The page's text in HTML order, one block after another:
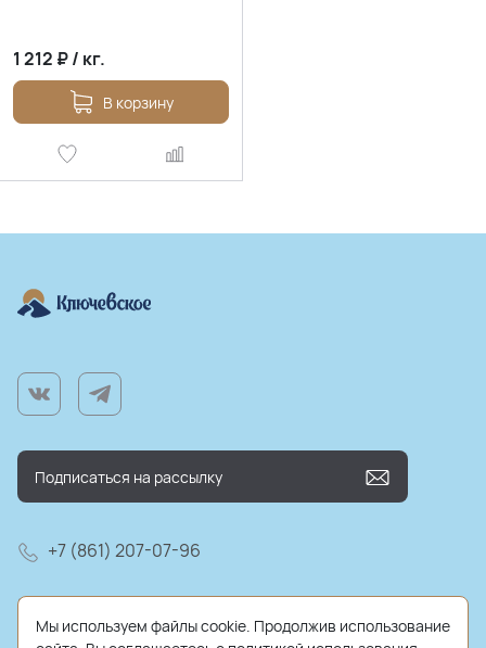
1 212 ₽/ кг.
В корзину
+7 (861) 207-07-96
farm@kluchmilk.ru
Мы используем файлы cookie. Продолжив использование